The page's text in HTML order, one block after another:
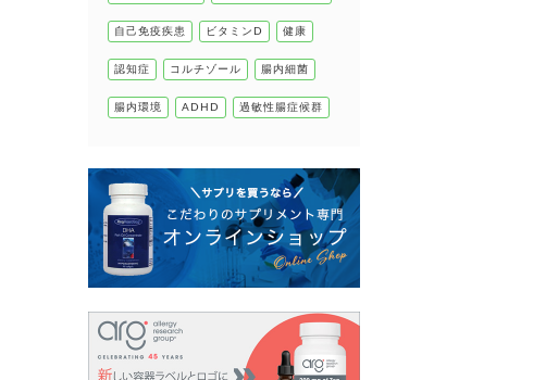
自己免疫疾患 ビタミンD 健康
認知症 コルチゾール 腸内細菌
腸内環境 ADHD 過敏性腸症候群